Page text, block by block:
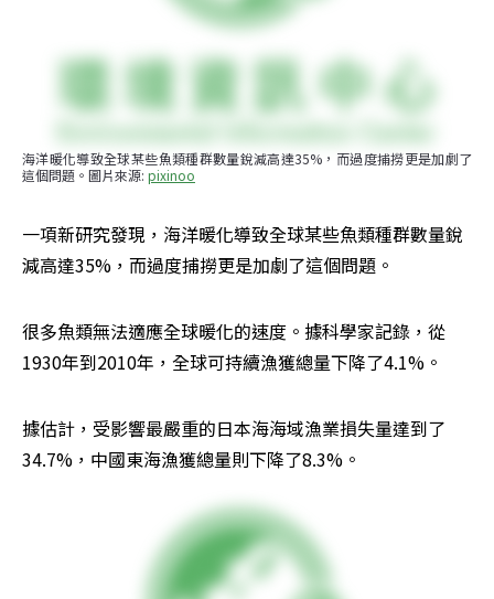
海洋暖化導致全球某些魚類種群數量銳減高達35%，而過度捕撈更是加劇了
這個問題。圖片來源: pixinoo
一項新研究發現，海洋暖化導致全球某些魚類種群數量銳
減高達35%，而過度捕撈更是加劇了這個問題。
很多魚類無法適應全球暖化的速度。據科學家記錄，從
1930年到2010年，全球可持續漁獲總量下降了4.1%。
據估計，受影響最嚴重的日本海海域漁業損失量達到了
34.7%，中國東海漁獲總量則下降了8.3%。